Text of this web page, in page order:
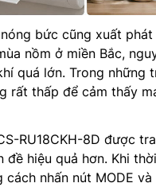
bức cũng xuất
nồm ở miền Bắc,
quá lớn. Trong những
rất thấp để cảm thấy
RU18CKH-8D được
đề hiệu quả hơn. Khi
cách nhấn nút MODE